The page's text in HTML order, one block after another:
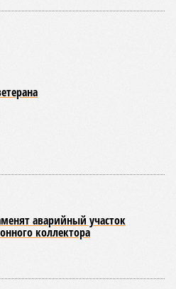
аварийный участок
коллектора